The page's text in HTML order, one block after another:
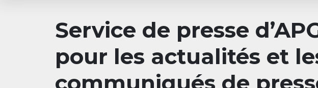
Service de presse
pour les actualités et